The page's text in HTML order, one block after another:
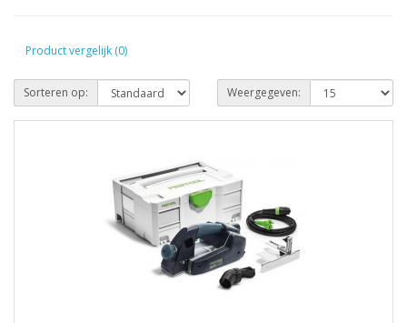
Product vergelijk (0)
Sorteren op: Weergegeven: